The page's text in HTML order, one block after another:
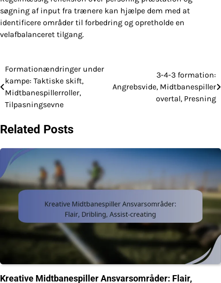
søgning af input fra trænere kan hjælpe dem med at
identificere områder til forbedring og opretholde en
velafbalanceret tilgang.
Post
navigation
Formationændringer under
kampe: Taktiske skift,
Midtbanespillerroller,
Tilpasningsevne
3-4-3 formation:
Angrebsvide, Midtbanespiller
overtal, Presning
Related Posts
Kreative Midtbanespiller Ansvarsområder: Flair,